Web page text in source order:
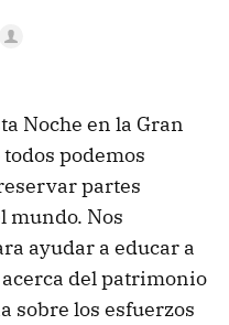
Noche en la Gran
podemos
partes
mundo. Nos
ayudar a educar a
del patrimonio
sobre los esfuerzos